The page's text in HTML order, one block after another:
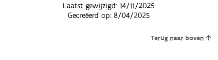
Laatst gewijzigd:14/11/2025
Gecreëerd op:8/04/2025
Terug naar boven